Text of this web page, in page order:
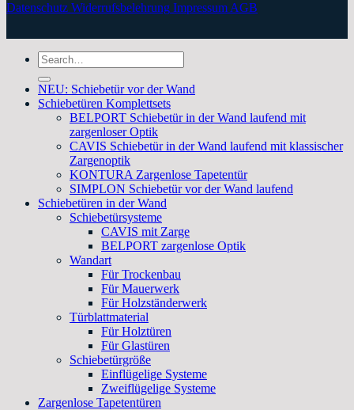
Datenschutz Widerrufsbelehrung Impressum AGB
Search
for:
NEU: Schiebetür vor der Wand
Schiebetüren Komplettsets
BELPORT Schiebetür in der Wand laufend mit
zargenloser Optik
CAVIS Schiebetür in der Wand laufend mit klassischer
Zargenoptik
KONTURA Zargenlose Tapetentür
SIMPLON Schiebetür vor der Wand laufend
Schiebetüren in der Wand
Schiebetürsysteme
CAVIS mit Zarge
BELPORT zargenlose Optik
Wandart
Für Trockenbau
Für Mauerwerk
Für Holzständerwerk
Türblattmaterial
Für Holztüren
Für Glastüren
Schiebetürgröße
Einflügelige Systeme
Zweiflügelige Systeme
Zargenlose Tapetentüren